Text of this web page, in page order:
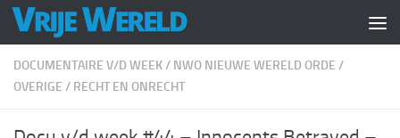
Doorgaan naar inhoud
DOCUMENTAIRE V/D WEEK/ NWO NIEUWE WERELD ORDE /
OVERIGE / RECHT EN ONRECHT